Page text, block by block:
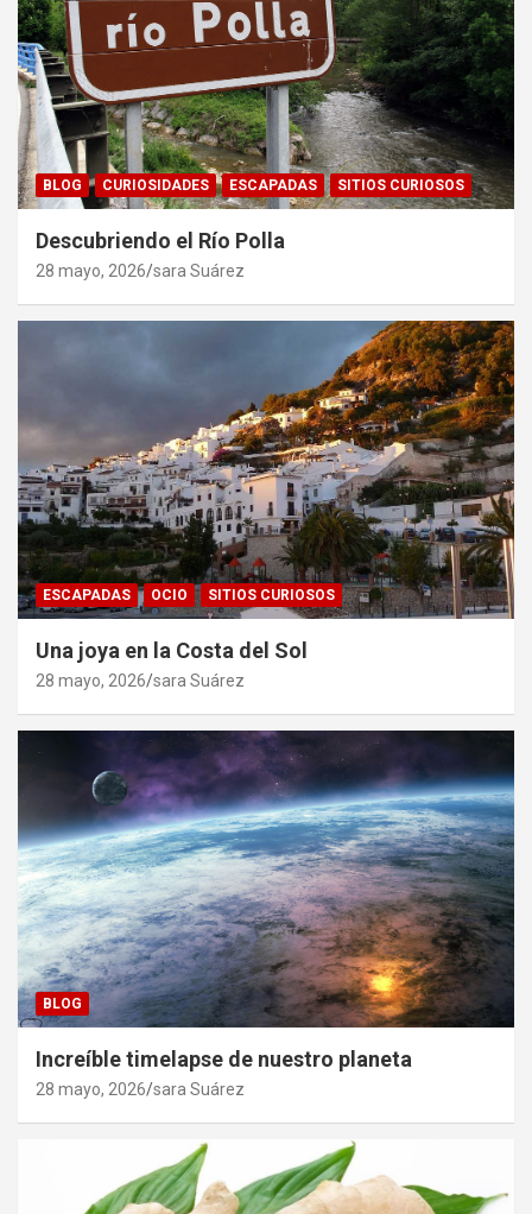
BLOG CURIOSIDADES ESCAPADAS SITIOS CURIOSOS
Descubriendo el Río Polla
28 mayo, 2026 sara Suárez
ESCAPADAS OCIO SITIOS CURIOSOS
Una joya en la Costa del Sol
28 mayo, 2026 sara Suárez
BLOG
Increíble timelapse de nuestro planeta
28 mayo, 2026 sara Suárez